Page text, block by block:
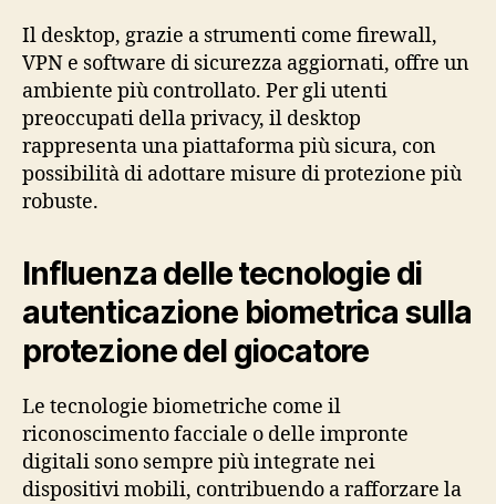
Il desktop, grazie a strumenti come firewall,
VPN e software di sicurezza aggiornati, offre un
ambiente più controllato. Per gli utenti
preoccupati della privacy, il desktop
rappresenta una piattaforma più sicura, con
possibilità di adottare misure di protezione più
robuste.
Influenza delle tecnologie di
autenticazione biometrica sulla
protezione del giocatore
Le tecnologie biometriche come il
riconoscimento facciale o delle impronte
digitali sono sempre più integrate nei
dispositivi mobili, contribuendo a rafforzare la